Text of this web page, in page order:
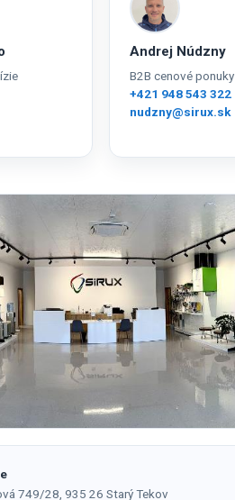
Andrej Núdzny
B2B cenové ponuky
+421 948 543 322
nudzny@sirux.sk
749/28, 935 26 Starý Tekov